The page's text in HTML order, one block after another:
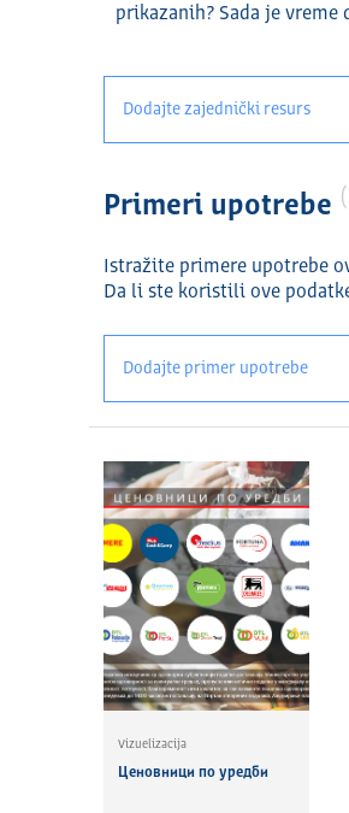
prikazanih? Sada je vreme
Dodajte zajednički resurs
Primeri upotrebe
Istražite primere upotrebe
Da li ste koristili ove
Dodajte primer upotrebe
Vizuelizacija
Ценовници по уредби